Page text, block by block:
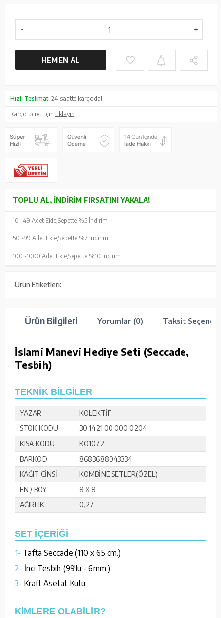
HEMEN AL
Hızlı Teslimat: 24 saatte kargoda!
Kargo ücreti içintıklayın
TOPLU AL, İNDIRIM FIRSATINI YAKALA!
10 -49 Adet Ekle, Sepette %5 İndirim
50 -99 Adet Ekle, Sepette %7 İndirim
100 -1000 Adet Ekle, Sepette %10 İndirim
Ürün Etiketleri:
Ürün Bilgileri Yorumlar (0) Taksit
İslami Manevi Hediye Seti (Seccade,
Tesbih)
TEKNİK BİLGİLER
YAZAR
KOLEKTİF
STOK KODU
30 1421 00 000 0204
KISA KODU
KO1072
BARKOD
8683688043334
KAĞIT CİNSİ
KOMBİNE SETLER(ÖZEL)
EN / BOY
8 X 8
AĞIRLIK
0,27
SET İÇERİĞİ
1- Tafta Seccade (110 x 65 cm.)
2- İnci Tesbih (99'lu - 6mm.)
3- Kraft Asetat Kutu
KİMLERE OLABİLİR?